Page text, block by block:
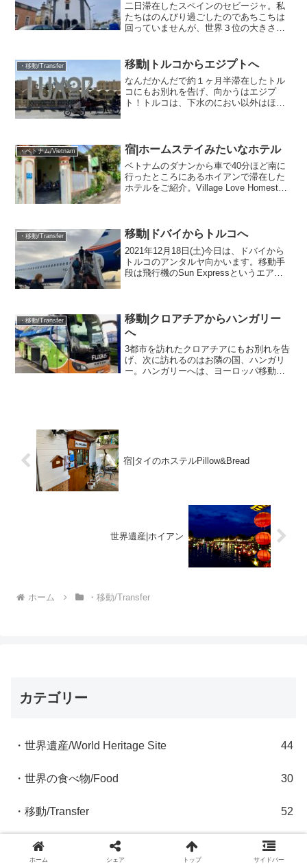
二日滞在したスペインのセビージャ。私
たちはのんびり過ごしたのであちこちは
回っていませんが、世界３位の大きさセ
ディアス古文書館があったり、慶長に徳
川家康から送られた手紙旧...
・移動/Transfer 移動|トルコからエジプトへ
なんだかんだで約１ヶ月半滞在したトル
コにもお別れを告げ、向かうはエジプ
ト！トルコは、下水のにおい以外はほん
だし、挨拶しあって、フレン...
・ベトナム/Vietnam 宿|ホームステイみたいなホテル
ベトナムのダナンから車で40分ほど南に
行ったところにあるホイアンで滞在した
ホテルをご紹介。Village Love Homestay
る...
・移動/Transfer 移動|ドバイからトルコへ
2021年12月18日(土)今日は、ドバイから
トルコのアンタルヤ向かいます。移動手
段は飛行機のSun Expressというエアラ
です...
・移動/Transfer
移動|クロアチアからハンガリー
へ
3都市を訪れたクロアチアにもお別れを告
げ、次に訪れるのはお隣の国、ハンガリ
ー。ハンガリーへは、ヨーロッパ移動で
宿|タイのホステルPillow&Bread
世界遺産|ホイアン
ホーム ・移動/Transfer
カテゴリー
・世界遺産/World Heritage Site 44
・世界の食べ物/Food 30
・移動/Transfer 52
・キルギスタン/Kyrgystan
ホーム シェア トップ サイドバー